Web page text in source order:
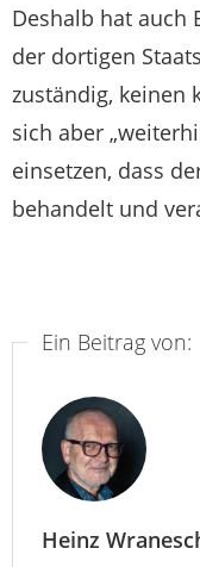
Deshalb hat auch
der dortigen
zuständig, keinen
sich aber
einsetzen, dass
behandelt und
Ein Beitrag von:
Heinz